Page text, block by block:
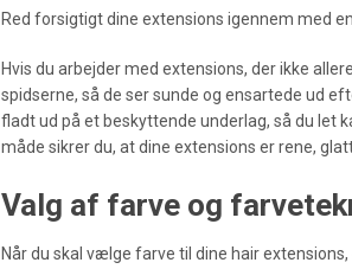
Red forsigtigt dine extensions igennem med
Hvis du arbejder med extensions, der ikke
spidserne, så de ser sunde og ensartede ud
fladt ud på et beskyttende underlag, så du let
måde sikrer du, at dine extensions er rene,
Valg af farve og
Når du skal vælge farve til dine hair